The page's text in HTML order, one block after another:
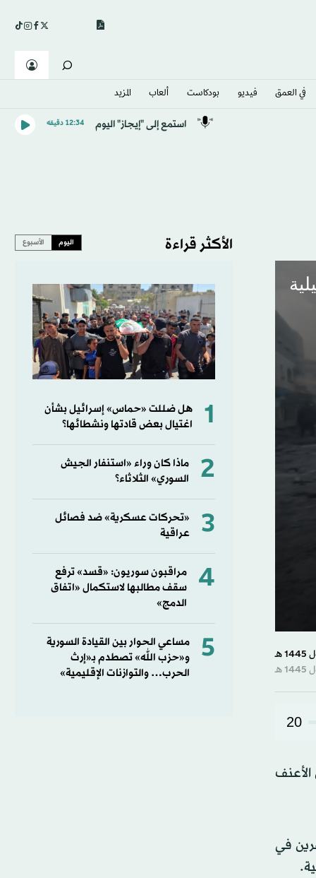
في العمق فيديو بودكاست ألعاب المزيد
استمع إلى "إيجاز" اليوم 12:34 دقيقه
seconds
of
28
90%
20
في
الأكثر قراءة اليوم الأسبوع
1
هل ضللت «حماس» إسرائيل بشأن
اغتيال بعض قادتها ونشطائها؟
2
ماذا كان وراء «استنفار الجيش
السوري» الثلاثاء؟
3
«تحركات عسكرية» ضد فصائل
عراقية
4
مراقبون سوريون: «قسد» ترفع
سقف مطالبها لاستكمال «اتفاق
الدمج»
5
مساعي الحوار بين القيادة السورية
و«حزب الله» تصطدم بـ«إرث
الحرب… والتوازنات الإقليمية»